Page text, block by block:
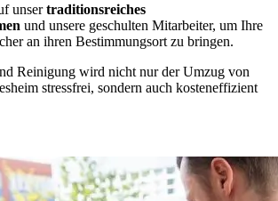
unsertraditionsreiches
und unsere geschulten Mitarbeiter, um Ihre
an ihren Bestimmungsort zu bringen.
Reinigung wird nicht nur der Umzug von
stressfrei, sondern auch kosteneffizient